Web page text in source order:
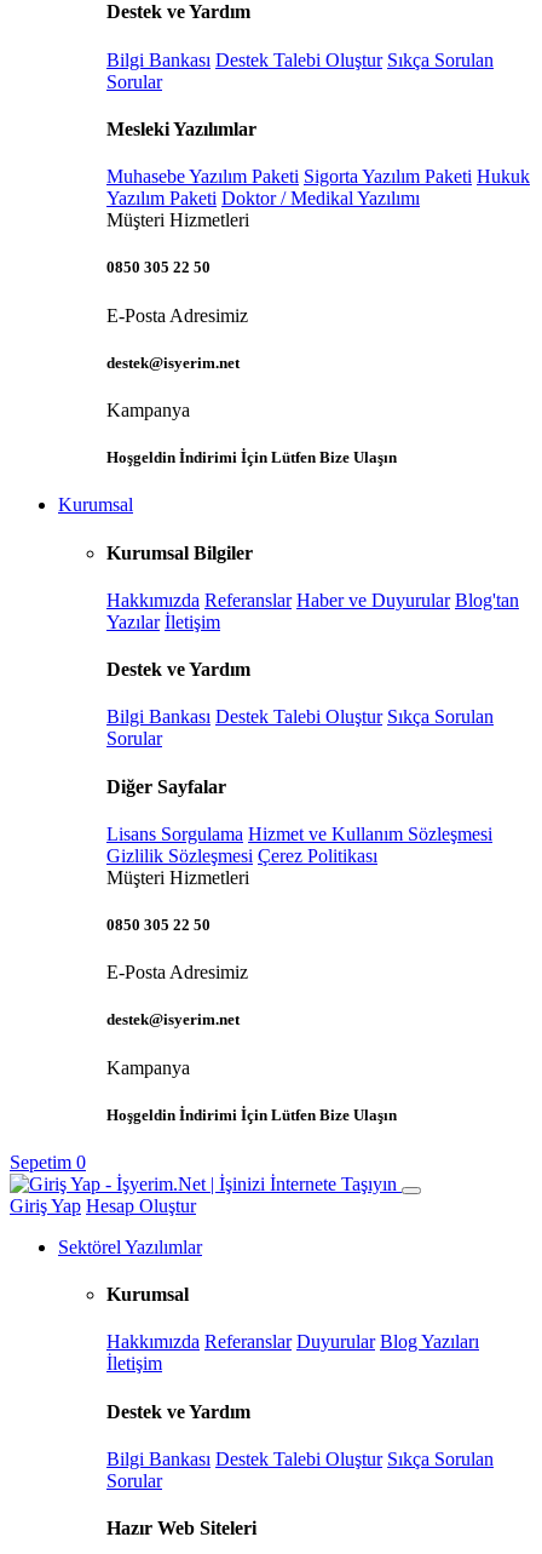
Destek ve Yardım
Bilgi Bankası Destek Talebi Oluştur Sıkça Sorulan
Sorular
Mesleki Yazılımlar
Muhasebe Yazılım Paketi Sigorta Yazılım Paketi Hukuk
Yazılım Paketi Doktor / Medikal Yazılımı
Müşteri Hizmetleri
0850 305 22 50
E-Posta Adresimiz
destek@isyerim.net
Kampanya
Hoşgeldin İndirimi İçin Lütfen Bize Ulaşın
Kurumsal
Kurumsal Bilgiler
Hakkımızda Referanslar Haber ve Duyurular Blog'tan
Yazılar İletişim
Destek ve Yardım
Bilgi Bankası Destek Talebi Oluştur Sıkça Sorulan
Sorular
Diğer Sayfalar
Lisans Sorgulama Hizmet ve Kullanım Sözleşmesi
Gizlilik Sözleşmesi Çerez Politikası
Müşteri Hizmetleri
0850 305 22 50
E-Posta Adresimiz
destek@isyerim.net
Kampanya
Hoşgeldin İndirimi İçin Lütfen Bize Ulaşın
Sepetim 0
Giriş Yap Hesap Oluştur
Sektörel Yazılımlar
Kurumsal
Hakkımızda Referanslar Duyurular Blog Yazıları
İletişim
Destek ve Yardım
Bilgi Bankası Destek Talebi Oluştur Sıkça Sorulan
Sorular
Hazır Web Siteleri